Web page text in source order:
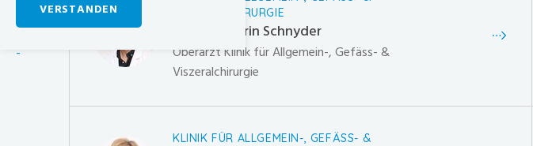
VISZERALCHIRURGIE
Dr. med. Flurin Schnyder
Oberarzt Klinik für Allgemein-, Gefäss- &
Viszeralchirurgie
KLINIK FÜR ALLGEMEIN-, GEFÄSS- &
VERSTANDEN
-